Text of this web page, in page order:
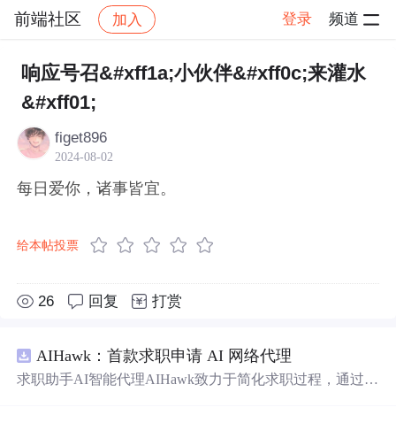
前端社区 加入 登录 频道
社区 前端社区 感慨 帖子详情
响应号召&#xff1a;小伙伴&#xff0c;来灌水
&#xff01;
figet896
2024-08-02
每日爱你，诸事皆宜。
给本帖投票
26 回复 打赏
AIHawk：首款求职申请 AI 网络代理
求职助手AI智能代理AIHawk致力于简化求职过程，通过自